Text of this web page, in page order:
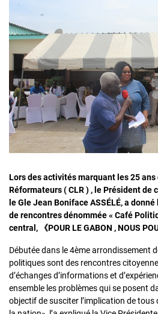
Lors des activités marquant les 25
Réformateurs ( CLR ) , le Président
le Gle Jean Boniface ASSÉLÉ, a donné
de rencontres dénommée « Café
central, 《POUR LE GABON , NOUS
Débutée dans le 4ème arrondissement
politiques sont des rencontres
d’échanges d’informations et
ensemble les problèmes qui se posent
objectif de susciter l’implication de tous